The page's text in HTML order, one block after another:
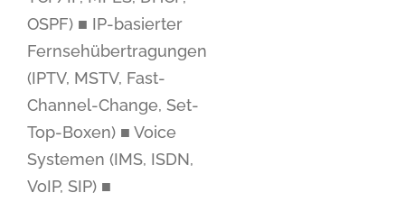
OSPF) ■ IP-basierter
Fernsehübertragungen
(IPTV, MSTV, Fast-
Channel-Change, Set-
Top-Boxen) ■ Voice
Systemen (IMS, ISDN,
VoIP, SIP) ■